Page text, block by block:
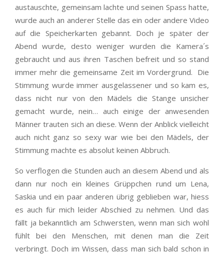
austauschte, gemeinsam lachte und seinen Spass hatte,
wurde auch an anderer Stelle das ein oder andere Video
auf die Speicherkarten gebannt. Doch je später der
Abend wurde, desto weniger wurden die Kamera´s
gebraucht und aus ihren Taschen befreit und so stand
immer mehr die gemeinsame Zeit im Vordergrund. Die
Stimmung wurde immer ausgelassener und so kam es,
dass nicht nur von den Mädels die Stange unsicher
gemacht wurde, nein… auch einige der anwesenden
Männer trauten sich an diese. Wenn der Anblick vielleicht
auch nicht ganz so sexy war wie bei den Mädels, der
Stimmung machte es absolut keinen Abbruch.
So verflogen die Stunden auch an diesem Abend und als
dann nur noch ein kleines Grüppchen rund um Lena,
Saskia und ein paar anderen übrig geblieben war, hiess
es auch für mich leider Abschied zu nehmen. Und das
fällt ja bekanntlich am Schwersten, wenn man sich wohl
fühlt bei den Menschen, mit denen man die Zeit
verbringt. Doch im Wissen, dass man sich bald schon in